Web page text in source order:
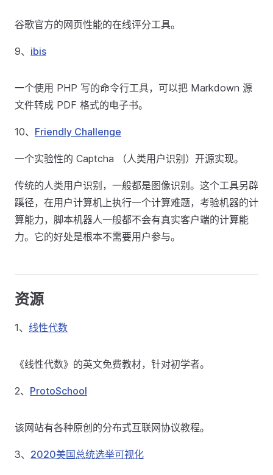
谷歌官方的网页性能的在线评分工具。
9、 ibis
一个使用 PHP 写的命令行工具，可以把 Markdown 源
文件转成 PDF 格式的电子书。
10、 Friendly Challenge
一个实验性的 Captcha （人类用户识别）开源实现。
传统的人类用户识别，一般都是图像识别。这个工具另辟
蹊径，在用户计算机上执行一个计算难题，考验机器的计
算能力，脚本机器人一般都不会有真实客户端的计算能
力。它的好处是根本不需要用户参与。
资源
1、 线性代数
《线性代数》的英文免费教材，针对初学者。
2、 ProtoSchool
该网站有各种原创的分布式互联网协议教程。
3、 2020美国总统选举可视化